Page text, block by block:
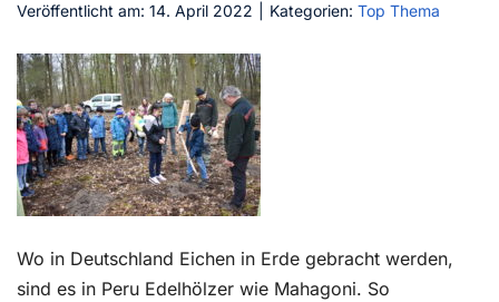
Kontakt
Veröffentlicht am: 14. April 2022 Kategorien: Top Thema
Wo in Deutschland Eichen in Erde gebracht werden,
sind es in Peru Edelhölzer wie Mahagoni. So